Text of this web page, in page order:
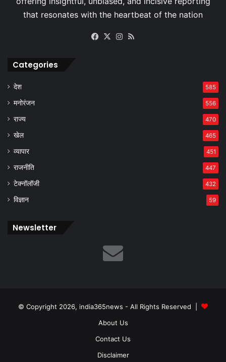
Facebook
X Instagram
Categories
देश 585
मनोरंजन 556
राज्य 470
खेल 465
व्यापार 451
राजनीति 447
टेक्नॉलॉजी 432
विज्ञान 59
Newsletter
© Copyright 2026, india365news - All Rights Reserved |
About Us
Contact Us
Disclaimer